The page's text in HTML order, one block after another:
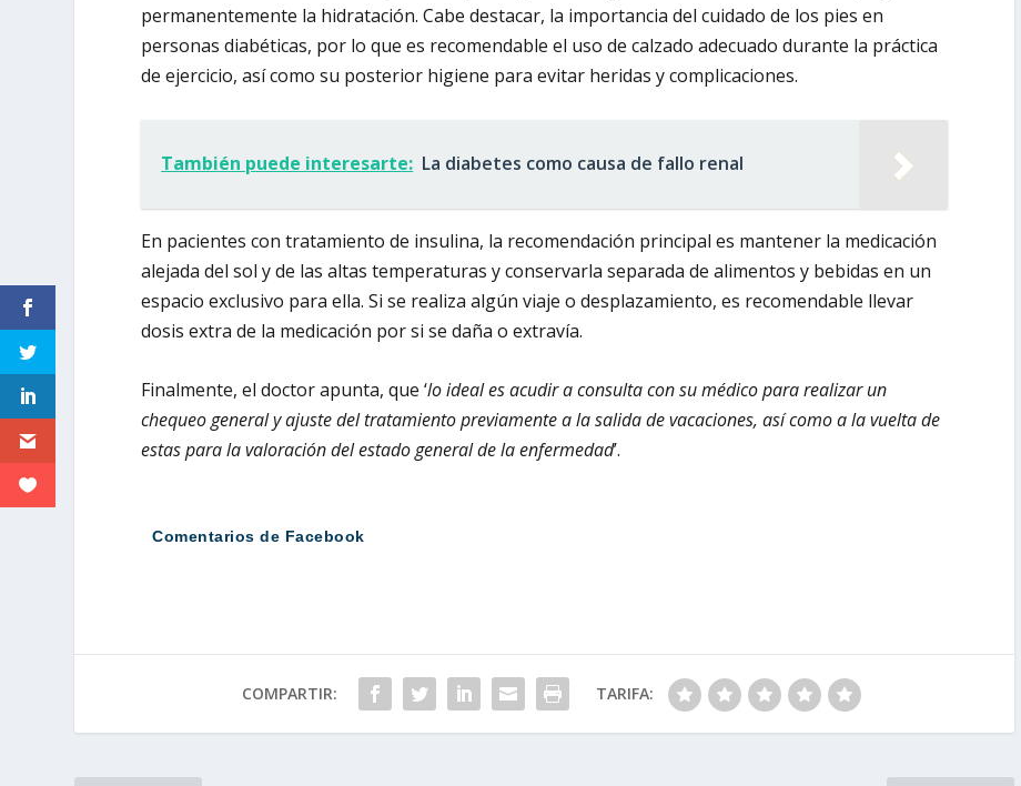
permanentemente la hidratación. Cabe destacar, la importancia del cuidado de los pies en
personas diabéticas, por lo que es recomendable el uso de calzado adecuado durante la práctica
de ejercicio, así como su posterior higiene para evitar heridas y complicaciones.
También puede interesarte: La diabetes como causa de fallo renal
En pacientes con tratamiento de insulina, la recomendación principal es mantener la medicación
alejada del sol y de las altas temperaturas y conservarla separada de alimentos y bebidas en un
espacio exclusivo para ella. Si se realiza algún viaje o desplazamiento, es recomendable llevar
dosis extra de la medicación por si se daña o extravía.
Finalmente, el doctor apunta, que ‘lo ideal es acudir a consulta con su médico para realizar un
chequeo general y ajuste del tratamiento previamente a la salida de vacaciones, así como a la vuelta de
estas para la valoración del estado general de la enfermedad’.
Comentarios de Facebook
COMPARTIR: TARIFA: